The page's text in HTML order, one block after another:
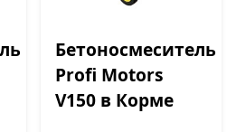
Бетоносмеситель
Profi Motors
V150 в Корме